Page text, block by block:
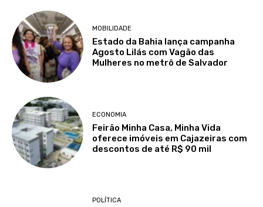
MOBILIDADE
Estado da Bahia lança campanha
Agosto Lilás com Vagão das
Mulheres no metrô de Salvador
ECONOMIA
Feirão Minha Casa, Minha Vida
oferece imóveis em Cajazeiras com
descontos de até R$ 90 mil
POLÍTICA